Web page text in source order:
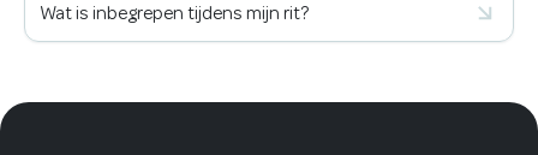
Wat is inbegrepen tijdens mijn rit?